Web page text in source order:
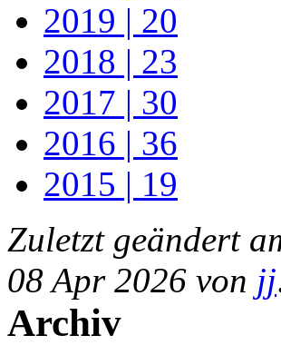
2019 | 20
2018 | 23
2017 | 30
2016 | 36
2015 | 19
Zuletzt geändert
08 Apr 2026 von jj
Archiv